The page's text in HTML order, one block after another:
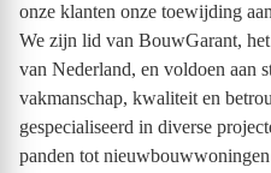
onze klanten onze toewijding
We zijn lid van BouwGarant,
van Nederland, en voldoen aan
vakmanschap, kwaliteit en
gespecialiseerd in diverse
panden tot